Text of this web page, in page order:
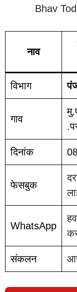
Bhav
नाव
विभाग
गाव
दिनांक
फेसबुक
WhatsApp
संकलन